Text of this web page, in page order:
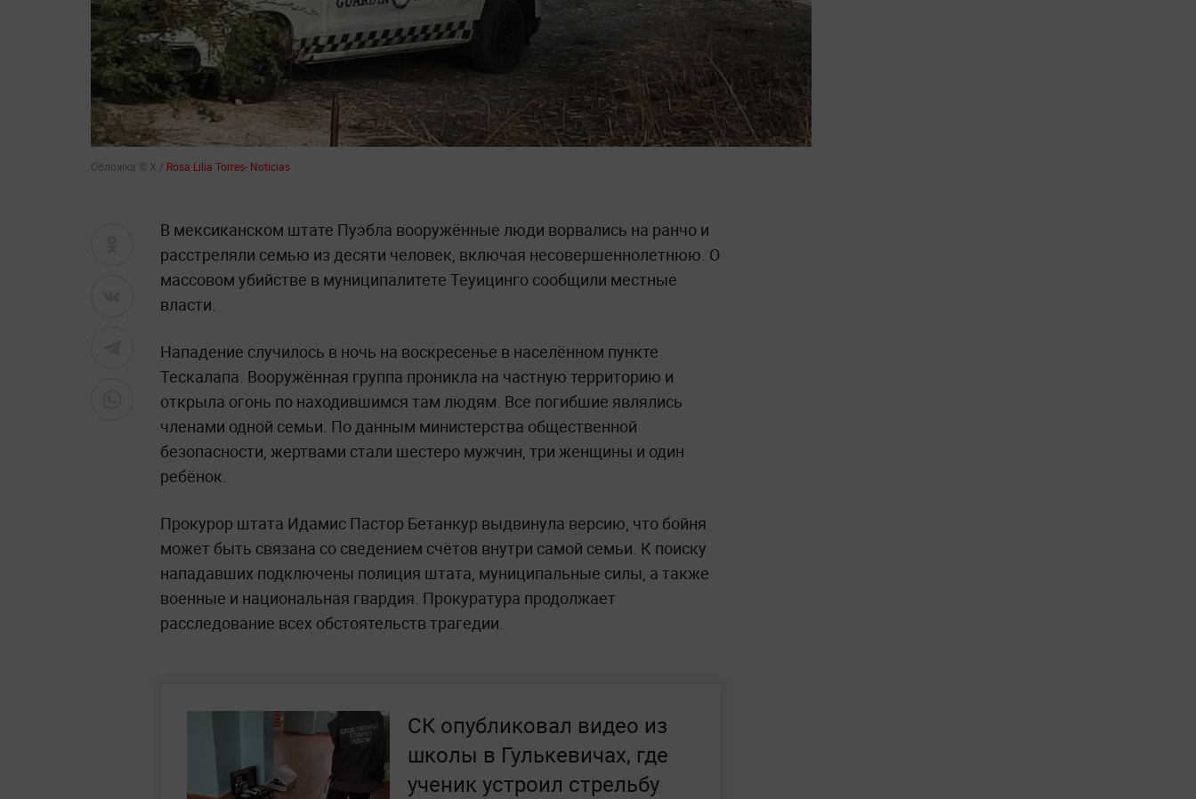
Обложка © Х / Rosa Lilia Torres- Noticias
В мексиканском штате Пуэбла вооружённые люди ворвались на ранчо и
расстреляли семью из десяти человек, включая несовершеннолетнюю. О
массовом убийстве в муниципалитете Теуицинго сообщили местные
власти.
Нападение случилось в ночь на воскресенье в населённом пункте
Тескалапа. Вооружённая группа проникла на частную территорию и
открыла огонь по находившимся там людям. Все погибшие являлись
членами одной семьи. По данным министерства общественной
безопасности, жертвами стали шестеро мужчин, три женщины и один
ребёнок.
Прокурор штата Идамис Пастор Бетанкур выдвинула версию, что бойня
может быть связана со сведением счётов внутри самой семьи. К поиску
нападавших подключены полиция штата, муниципальные силы, а также
военные и национальная гвардия. Прокуратура продолжает
расследование всех обстоятельств трагедии.
СК опубликовал видео из
школы в Гулькевичах, где
ученик устроил стрельбу